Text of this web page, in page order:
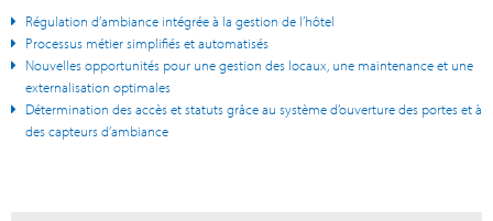
Régulation d’ambiance intégrée à la gestion de l’hôtel
Processus métier simplifiés et automatisés
Nouvelles opportunités pour une gestion des locaux, une maintenance et une
externalisation optimales
Détermination des accès et statuts grâce au système d’ouverture des portes et à
des capteurs d’ambiance